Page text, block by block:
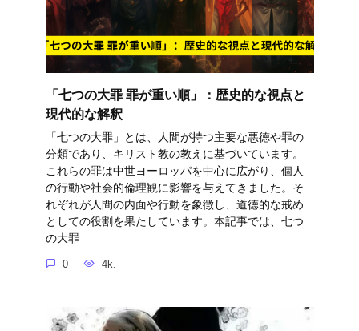
「七つの大罪 罪が重い順」：歴史的な視点と
現代的な解釈
「七つの大罪」とは、人間が持つ主要な悪徳や罪の
分類であり、キリスト教の教えに基づいています。
これらの罪は中世ヨーロッパを中心に広がり、個人
の行動や社会的倫理観に影響を与えてきました。そ
れぞれが人間の内面や行動を象徴し、道徳的な戒め
としての役割を果たしています。本記事では、七つ
の大罪
0 4k.